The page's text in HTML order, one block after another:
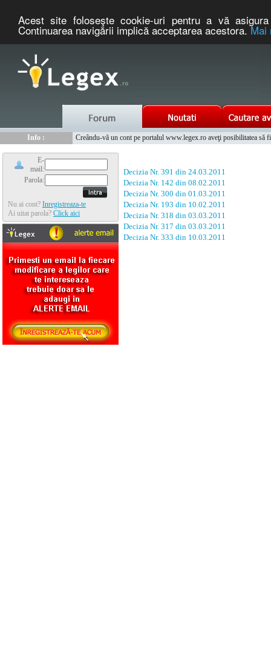
Acest site foloseşte cookie-uri pentru a vă
Continuarea navigării implică acceptarea acestora.Mai
Info :
Creându-vă un cont pe portalul www.legex.ro aveţi posibilitatea să
E-
mail:
Parola:
Nu ai cont? Inregistreaza-te
Ai uitat parola? Click aici
Decizia Nr. 391 din 24.03.2011
Decizia Nr. 142 din 08.02.2011
Decizia Nr. 300 din 01.03.2011
Decizia Nr. 193 din 10.02.2011
Decizia Nr. 318 din 03.03.2011
Decizia Nr. 317 din 03.03.2011
Decizia Nr. 333 din 10.03.2011